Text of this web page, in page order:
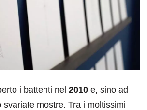
i battenti nel 2010 e, sino ad
svariate mostre. Tra i moltissimi